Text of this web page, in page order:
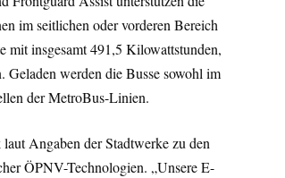
im seitlichen oder vorderen Bereich
mit insgesamt 491,5 Kilowattstunden,
werden die Busse sowohl im
der MetroBus-Linien.
Angaben der Stadtwerke zu den
ÖPNV-Technologien. „Unsere E-